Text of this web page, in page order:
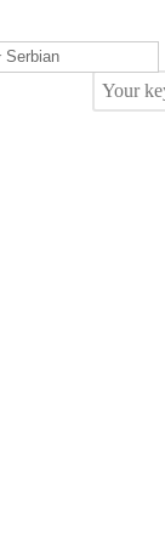
Serbian